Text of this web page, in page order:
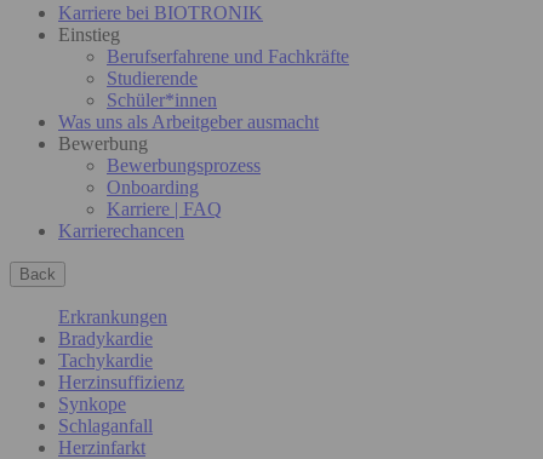
Karriere bei BIOTRONIK
Einstieg
Berufserfahrene und Fachkräfte
Studierende
Schüler*innen
Was uns als Arbeitgeber ausmacht
Bewerbung
Bewerbungsprozess
Onboarding
Karriere | FAQ
Karrierechancen
Back
Erkrankungen
Bradykardie
Tachykardie
Herzinsuffizienz
Synkope
Schlaganfall
Herzinfarkt